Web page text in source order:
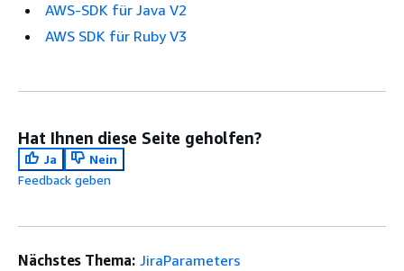
AWS-SDK für Java V2
AWS SDK für Ruby V3
Hat Ihnen diese Seite geholfen?
Ja
Nein
Feedback geben
Nächstes Thema: JiraParameters